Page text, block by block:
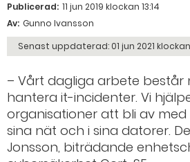
Publicerad: 11 jun 2019 klockan 13:14
Av: Gunno Ivansson
Senast uppdaterad: 01 jun 2021 klockan
– Vårt dagliga arbete består
hantera it-incidenter. Vi
organisationer att bli av
sina nät och i sina datorer.
Jonsson, biträdande